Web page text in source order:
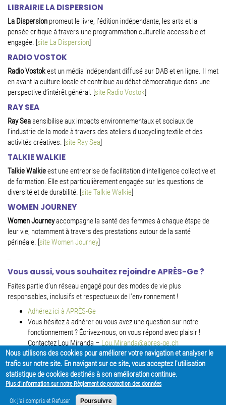
LIBRAIRIE LA DISPERSION
La Dispersion promeut le livre, l’édition indépendante, les arts et la
pensée critique à travers une programmation culturelle accessible et
engagée. [site La Dispersion]
RADIO VOSTOK
Radio Vostokest un média indépendant diffusé sur DAB et en ligne. Il met
en avant la culture locale et contribue au débat démocratique dans une
perspective d’intérêt général. [site Radio Vostok]
RAY SEA
Ray Sea sensibilise aux impacts environnementaux et sociaux de
l’industrie de la mode à travers des ateliers d’upcycling textile et des
activités créatives. [site Ray Sea]
TALKIE WALKIE
Talkie Walkieest une entreprise de facilitation d’intelligence collective et
de formation. Elle est particulièrement engagée sur les questions de
diversité et de durabilité. [site Talkie Walkie]
WOMEN JOURNEY
Women Journeyaccompagne la santé des femmes à chaque étape de
leur vie, notamment à travers des prestations autour de la santé
périnéale. [siteWomen Journey]
Vous aussi, vous souhaitez rejoindre APRÈS-Ge ?
Faites partie d’un réseau engagé pour des modes de vie plus
responsables, inclusifs et respectueux de l’environnement !
Adhérez ici à APRÈS-Ge
Vous hésitez à adhérer ou vous avez une question sur notre
fonctionnement ? Écrivez-nous, on vous répond avec plaisir !
Contactez Lou Miranda – Lou.Miranda@apres-ge.ch
PARTAGER
Nous utilisons des cookies pour améliorer votre navigation et analyser le
trafic sur notre site. En navigant sur ce site, vous acceptez l'utilisation
statistique de cookies destinés à son amélioration continue.
Plus d'information sur notre Règlement de protection des données
Ok j'ai compris et Refuser Poursuivre